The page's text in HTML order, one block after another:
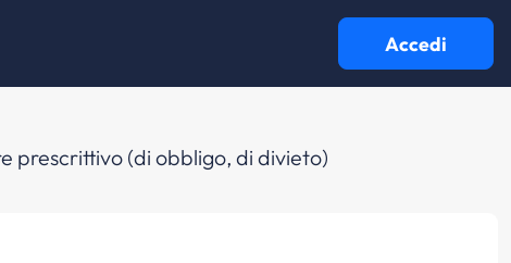
Accedi
prescrittivo (di obbligo, di divieto)